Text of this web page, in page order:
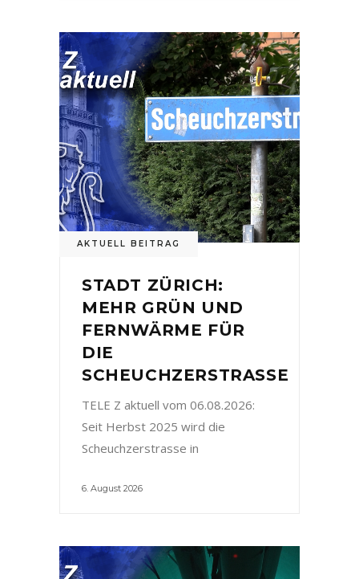
AKTUELL BEITRAG
STADT ZÜRICH:
MEHR GRÜN UND
FERNWÄRME FÜR
DIE
SCHEUCHZERSTRASSE
TELE Z aktuell vom 06.08.2026:
Seit Herbst 2025 wird die
Scheuchzerstrasse in
6. August 2026